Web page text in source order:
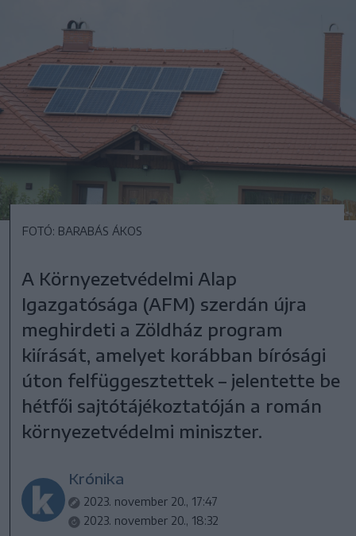
FOTÓ: BARABÁS ÁKOS
A Környezetvédelmi Alap
Igazgatósága (AFM) szerdán újra
meghirdeti a Zöldház program
kiírását, amelyet korábban bírósági
úton felfüggesztettek – jelentette be
hétfői sajtótájékoztatóján a román
környezetvédelmi miniszter.
Krónika
2023. november 20., 17:47
2023. november 20., 18:32